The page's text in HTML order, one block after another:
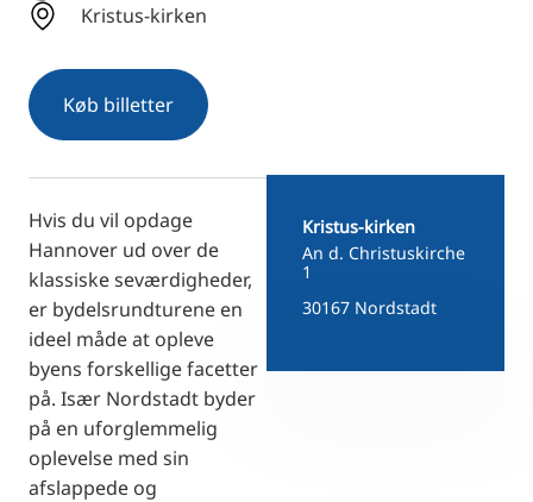
BG
Kristus-kirken
Køb billetter
Hvis du vil opdage
Hannover ud over de
klassiske seværdigheder,
er bydelsrundturene en
ideel måde at opleve
byens forskellige facetter
på. Især Nordstadt byder
på en uforglemmelig
oplevelse med sin
afslappede og
Kristus-kirken
An d. Christuskirche
1
30167 Nordstadt